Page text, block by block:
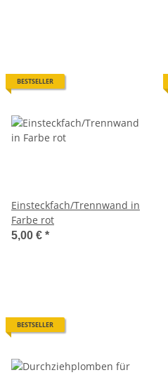
BESTSELLER
Einsteckfach/Trennwand in
Farbe rot
5,00 € *
BESTSELLER